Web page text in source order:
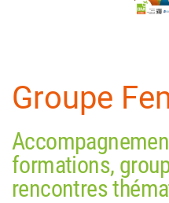
Groupe
formations,
rencontres